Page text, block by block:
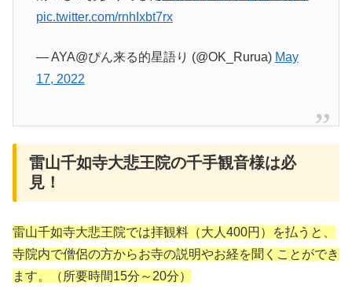
pic.twitter.com/rnhIxbt7rx
— AYA@ぴん来る的星語り (@OK_Rurua) May
17, 2022
雷山千如寺大悲王院の千手観音様は必
見！
雷山千如寺大悲王院では拝観料（大人400円）を払うと、
寺院内で僧侶の方からお寺の説明やお経を聞くことができ
ます。（所要時間15分～20分）